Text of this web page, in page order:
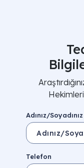
Adınız/Soyadınız
Telefon